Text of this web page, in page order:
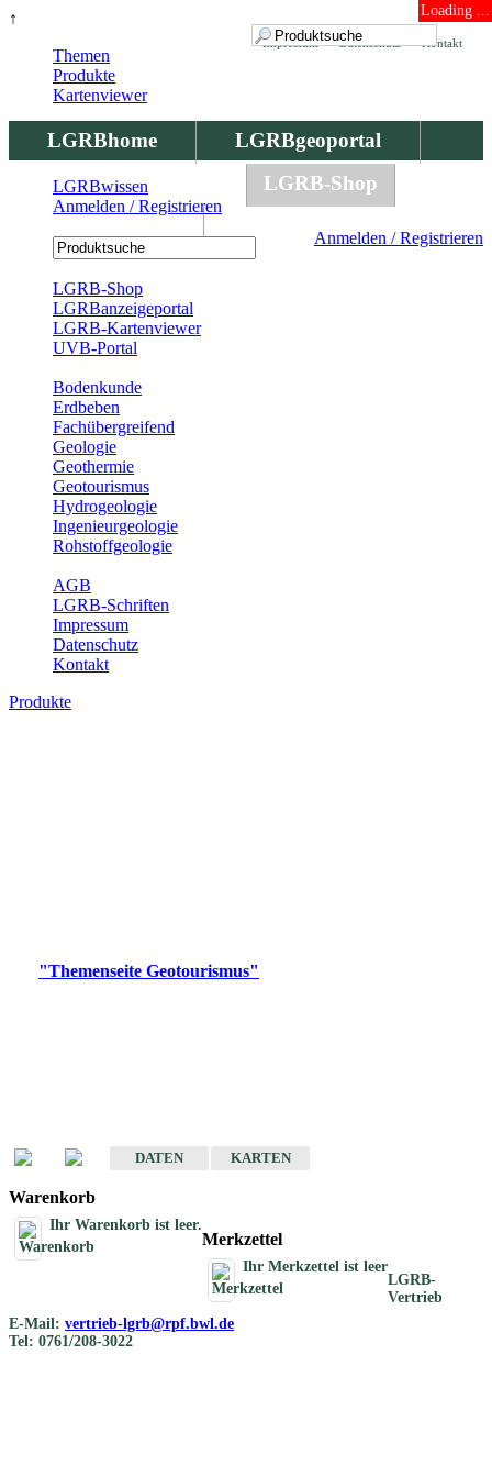
↑ Loading ...
Kontakt
Datenschutz
Impressum
LGRBhome
LGRBgeoportal
LGRBbohrungen
LGRB-Shop
Anmelden / Registrieren
Themen
Produkte
Kartenviewer
LGRBwissen
Anmelden / Registrieren
LGRB-Shop
LGRBanzeigeportal
LGRB-Kartenviewer
UVB-Portal
Bodenkunde
Erdbeben
Fachübergreifend
Geologie
Geothermie
Geotourismus
Hydrogeologie
Ingenieurgeologie
Rohstoffgeologie
AGB
LGRB-Schriften
Impressum
Datenschutz
Kontakt
Produkte
"Themenseite Geotourismus"
DATEN
KARTEN
Warenkorb
Ihr Warenkorb ist leer.
Merkzettel
Ihr Merkzettel ist leer
LGRB-
Vertrieb
E-Mail: vertrieb-lgrb@rpf.bwl.de
Tel: 0761/208-3022